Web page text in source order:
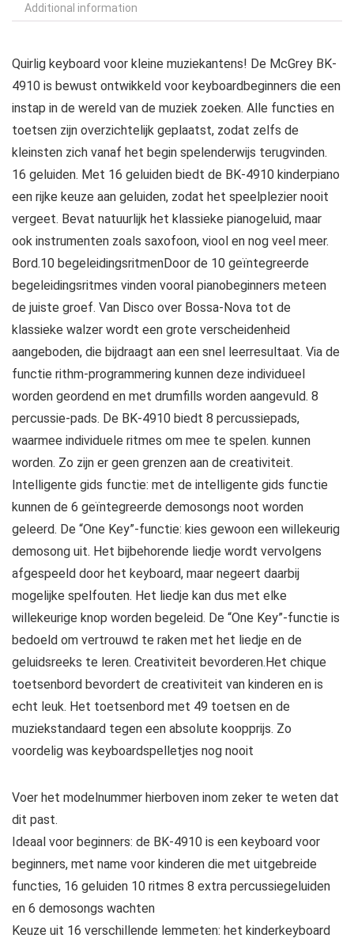
Additional information
Quirlig keyboard voor kleine muziekantens! De McGrey BK-
4910 is bewust ontwikkeld voor keyboardbeginners die een
instap in de wereld van de muziek zoeken. Alle functies en
toetsen zijn overzichtelijk geplaatst, zodat zelfs de
kleinsten zich vanaf het begin spelenderwijs terugvinden.
16 geluiden. Met 16 geluiden biedt de BK-4910 kinderpiano
een rijke keuze aan geluiden, zodat het speelplezier nooit
vergeet. Bevat natuurlijk het klassieke pianogeluid, maar
ook instrumenten zoals saxofoon, viool en nog veel meer.
Bord.10 begeleidingsritmenDoor de 10 geïntegreerde
begeleidingsritmes vinden vooral pianobeginners meteen
de juiste groef. Van Disco over Bossa-Nova tot de
klassieke walzer wordt een grote verscheidenheid
aangeboden, die bijdraagt aan een snel leerresultaat. Via de
functie rithm-programmering kunnen deze individueel
worden geordend en met drumfills worden aangevuld. 8
percussie-pads. De BK-4910 biedt 8 percussiepads,
waarmee individuele ritmes om mee te spelen. kunnen
worden. Zo zijn er geen grenzen aan de creativiteit.
Intelligente gids functie: met de intelligente gids functie
kunnen de 6 geïntegreerde demosongs noot worden
geleerd. De “One Key”-functie: kies gewoon een willekeurig
demosong uit. Het bijbehorende liedje wordt vervolgens
afgespeeld door het keyboard, maar negeert daarbij
mogelijke spelfouten. Het liedje kan dus met elke
willekeurige knop worden begeleid. De “One Key”-functie is
bedoeld om vertrouwd te raken met het liedje en de
geluidsreeks te leren. Creativiteit bevorderen.Het chique
toetsenbord bevordert de creativiteit van kinderen en is
echt leuk. Het toetsenbord met 49 toetsen en de
muziekstandaard tegen een absolute koopprijs. Zo
voordelig was keyboardspelletjes nog nooit
Voer het modelnummer hierboven inom zeker te weten dat
dit past.
Ideaal voor beginners: de BK-4910 is een keyboard voor
beginners, met name voor kinderen die met uitgebreide
functies, 16 geluiden 10 ritmes 8 extra percussiegeluiden
en 6 demosongs wachten
Keuze uit 16 verschillende lemmeten: het kinderkeyboard